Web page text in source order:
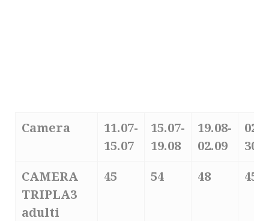
Camera
11.07-
15.07
15.07-
19.08
19.08-
02.09
CAMERA
TRIPLA3
adulti
45 54 48 45